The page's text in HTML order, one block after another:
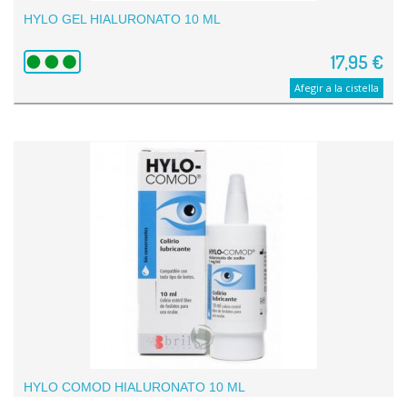
HYLO GEL HIALURONATO 10 ML
17,95 €
Afegir a la cistella
HYLO COMOD HIALURONATO 10 ML